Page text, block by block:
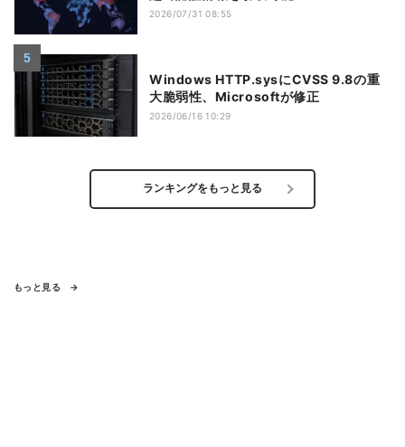
2026/07/31 08:55
Windows HTTP.sysにCVSS 9.8の重
大脆弱性、Microsoftが修正
2026/06/16 10:29
ランキングをもっと見る
もっと見る